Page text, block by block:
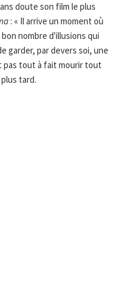
doute son film le plus
: « Il arrive un moment où
nombre d'illusions qui
garder, par devers soi, une
pas tout à fait mourir tout
tard.